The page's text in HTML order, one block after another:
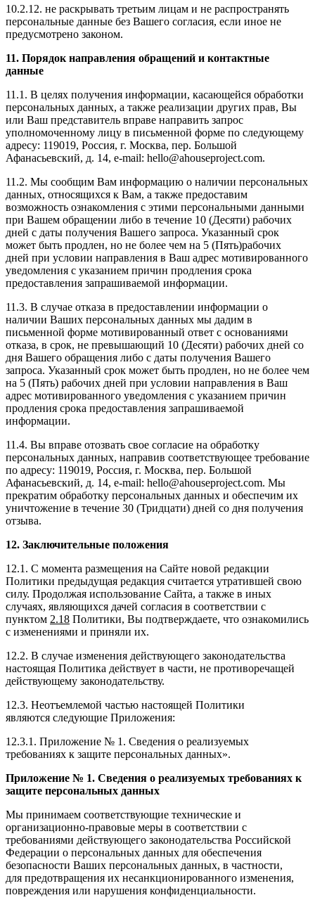
10.2.12. не раскрывать третьим лицам и не распространять
персональные данные без Вашего согласия, если иное не
предусмотрено законом.
11. Порядок направления обращений и контактные
данные
11.1. В целях получения информации, касающейся обработки
персональных данных, а также реализации других прав, Вы
или Ваш представитель вправе направить запрос
уполномоченному лицу в письменной форме по следующему
адресу: 119019, Россия, г. Москва, пер. Большой
Афанасьевский, д. 14, e-mail: hello@ahouseproject.com.
11.2. Мы сообщим Вам информацию о наличии персональных
данных, относящихся к Вам, а также предоставим
возможность ознакомления с этими персональными данными
при Вашем обращении либо в течение 10 (Десяти) рабочих
дней с даты получения Вашего запроса. Указанный срок
может быть продлен, но не более чем на 5 (Пять)рабочих
дней при условии направления в Ваш адрес мотивированного
уведомления с указанием причин продления срока
предоставления запрашиваемой информации.
11.3. В случае отказа в предоставлении информации о
наличии Ваших персональных данных мы дадим в
письменной форме мотивированный ответ с основаниями
отказа, в срок, не превышающий 10 (Десяти) рабочих дней со
дня Вашего обращения либо с даты получения Вашего
запроса. Указанный срок может быть продлен, но не более чем
на 5 (Пять) рабочих дней при условии направления в Ваш
адрес мотивированного уведомления с указанием причин
продления срока предоставления запрашиваемой
информации.
11.4. Вы вправе отозвать свое согласие на обработку
персональных данных, направив соответствующее требование
по адресу: 119019, Россия, г. Москва, пер. Большой
Афанасьевский, д. 14, e-mail: hello@ahouseproject.com. Мы
прекратим обработку персональных данных и обеспечим их
уничтожение в течение 30 (Тридцати) дней со дня получения
отзыва.
12. Заключительные положения
12.1. С момента размещения на Сайте новой редакции
Политики предыдущая редакция считается утратившей свою
силу. Продолжая использование Сайта, а также в иных
случаях, являющихся дачей согласия в соответствии с
пунктом 2.18 Политики, Вы подтверждаете, что ознакомились
с изменениями и приняли их.
12.2. В случае изменения действующего законодательства
настоящая Политика действует в части, не противоречащей
действующему законодательству.
12.3. Неотъемлемой частью настоящей Политики
являются следующие Приложения:
12.3.1. Приложение № 1. Сведения о реализуемых
требованиях к защите персональных данных».
Приложение № 1. Сведения о реализуемых требованиях к
защите персональных данных
Мы принимаем соответствующие технические и
организационно-правовые меры в соответствии с
требованиями действующего законодательства Российской
Федерации о персональных данных для обеспечения
безопасности Ваших персональных данных, в частности,
для предотвращения их несанкционированного изменения,
повреждения или нарушения конфиденциальности.